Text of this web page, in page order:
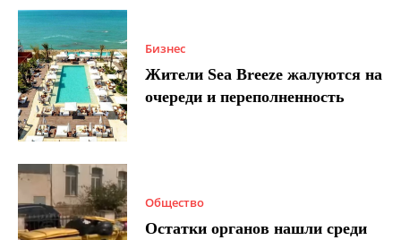
Бизнес
Жители Sea Breeze жалуются на
очереди и переполненность
Общество
Остатки органов нашли среди